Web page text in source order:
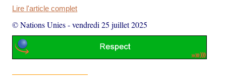
Lire l'article complet
© Nations Unies-vendredi 25 juillet 2025